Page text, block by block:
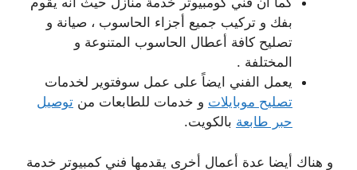
بفك و تركيب جميع أجزاء الحاسوب ، صيانة و
تصليح كافة أعطال الحاسوب المتنوعة و
المختلفة .
يعمل الفني ايضاً على عمل سوفتوير لخدمات
تصليح موبايلات و خدمات للطابعات من توصيل
حبر طابعة بالكويت.
و هناك أيضا عدة أعمال أخرى يقدمها فني كمبيوتر خدمة